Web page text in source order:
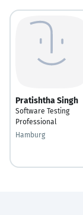
Pratishtha Singh
Software Testing
Professional
Hamburg